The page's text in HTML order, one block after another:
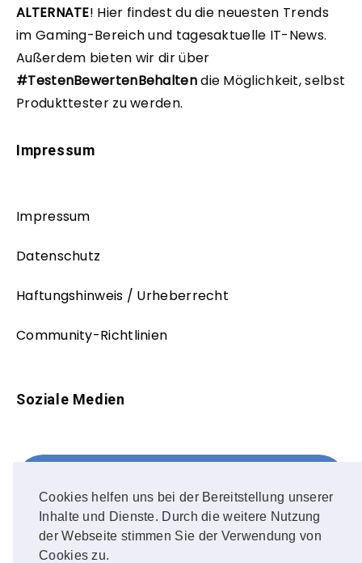
Cookies helfen uns bei der Bereitstellung unserer
Inhalte und Dienste. Durch die weitere Nutzung
der Webseite stimmen Sie der Verwendung von
Cookies zu.
ALTERNATE! Hier findest du die neuesten Trends
im Gaming-Bereich und tagesaktuelle IT-News.
Außerdem bieten wir dir über
#TestenBewertenBehaltendie Möglichkeit, selbst
Produkttester zu werden.
Impressum
Impressum
Datenschutz
Haftungshinweis / Urheberrecht
Community-Richtlinien
Soziale Medien
FOLLOW ME!
Instagram
OUR PHOTOS!